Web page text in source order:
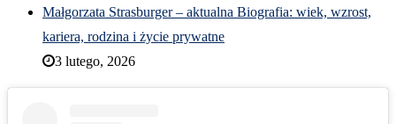
Małgorzata Strasburger – aktualna Biografia: wiek, wzrost,
kariera, rodzina i życie prywatne
3 lutego, 2026